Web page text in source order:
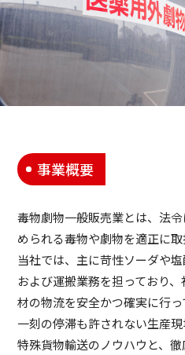
事業概要
毒物劇物一般販売業とは、法
められる毒物や劇物を適正に取
当社では、主に苛性ソーダや
および運搬業務を担っており
材の物流を安全かつ確実に行っ
一刻の停滞も許されない生産
特殊貨物輸送のノウハウと、